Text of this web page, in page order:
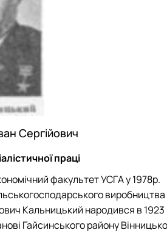
Сергійович
праці
факультет УСГА у 1978р.
виробництва
Кальницький народився в 1923
Гайсинського району